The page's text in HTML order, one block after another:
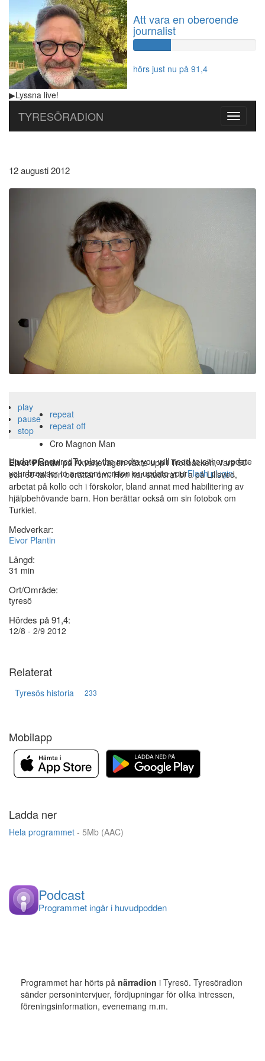
Att vara en oberoende
journalist
hörs just nu på 91,4
▶Lyssna live!
Toggle
TYRESÖRADION
12 augusti 2012
play
pause
stop
repeat
repeat off
Cro Magnon Man
Update RequiredTo play the media you will need to either update
your browser to a recent version or update yourFlash plugin.
Eivor Plantinpå Akvarievägen växte upp i Trollbäcken, vars 50-
och 60-tal hon berättar om. Hon har studerat bl a på Lillsved,
arbetat på kollo och i förskolor, bland annat med habilitering av
hjälpbehövande barn. Hon berättar också om sin fotobok om
Turkiet.
Medverkar:
Eivor Plantin
Längd:
31 min
Ort/Område:
tyresö
Hördes på 91,4:
12/8 - 2/9 2012
Relaterat
Tyresös historia 233
Mobilapp
Ladda ner
Hela programmet - 5Mb (AAC)
Podcast
Programmet ingår i huvudpodden
Programmet har hörts på närradion i Tyresö. Tyresöradion
sänder personintervjuer, fördjupningar för olika intressen,
föreningsinformation, evenemang m.m.